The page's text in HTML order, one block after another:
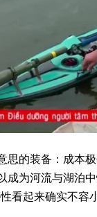
思的装备：成本
成为河流与湖泊
看起来确实不容